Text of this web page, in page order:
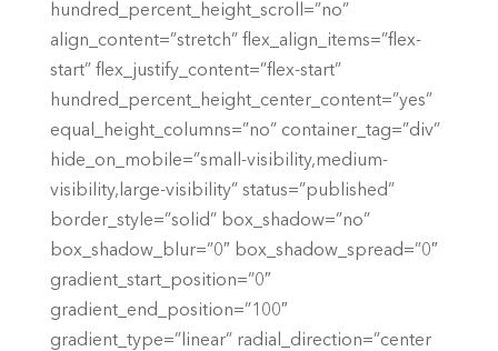
hundred_percent_height_scroll=”no”
align_content=”stretch” flex_align_items=”flex-
start” flex_justify_content=”flex-start”
hundred_percent_height_center_content=”yes”
equal_height_columns=”no” container_tag=”div”
hide_on_mobile=”small-visibility,medium-
visibility,large-visibility” status=”published”
border_style=”solid” box_shadow=”no”
box_shadow_blur=”0″ box_shadow_spread=”0″
gradient_start_position=”0″
gradient_end_position=”100″
gradient_type=”linear” radial_direction=”center